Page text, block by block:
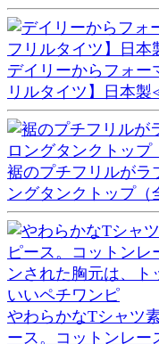
デイリーからフォー
リルタイツ】日本製
裾のプチフリルがラ
ングタンクトップ（
やわらかなTシャツ
ース。コットンレー